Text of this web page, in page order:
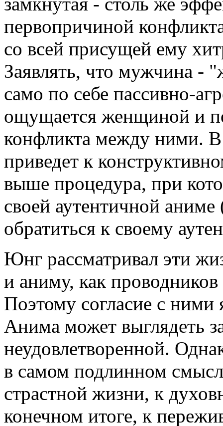
первопричиной
со всей присущей ему
Заявлять, что мужчина -
само по себе пассивно-
ощущается женщиной и
конфликта между ними.
приведет к
выше процедура, при
своей аутентичной
обратиться к своему
Юнг рассматривал эти
и аниму, как
Поэтому согласие с
Анима может выглядеть
неудовлетворенной.
в самом подлинном
страстной жизни, к
конечном итоге, к